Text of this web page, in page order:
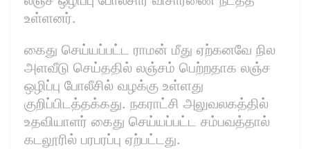
உள்ளனர்.
கைது செய்யப்பட்ட ராமன் மீது ஏற்கனவே நில
அளவீடு செய்ததில் லஞ்சம் பெற்றதாக லஞ்ச
ஒழிப்பு போலீசில் வழக்கு உள்ளது
குறிப்பிடத்தக்கது. நகராட்சி அலுவலகத்தில்
உதவியாளர் கைது செய்யப்பட்ட சம்பவத்தால்
கடலூரில் பரபரப்பு ஏற்பட்டது.